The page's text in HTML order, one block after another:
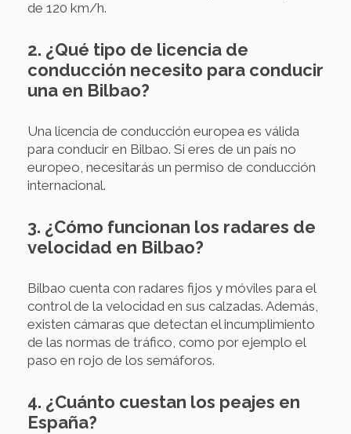
de 120 km/h.
2. ¿Qué tipo de licencia de
conducción necesito para conducir
una en Bilbao?
Una licencia de conducción europea es válida
para conducir en Bilbao. Si eres de un país no
europeo, necesitarás un permiso de conducción
internacional.
3. ¿Cómo funcionan los radares de
velocidad en Bilbao?
Bilbao cuenta con radares fijos y móviles para el
control de la velocidad en sus calzadas. Además,
existen cámaras que detectan el incumplimiento
de las normas de tráfico, como por ejemplo el
paso en rojo de los semáforos.
4. ¿Cuánto cuestan los peajes en
España?